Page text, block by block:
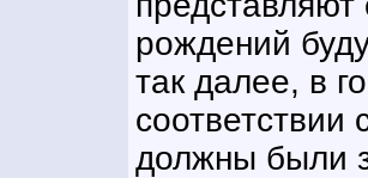
рождений
так далее, в
соответствии
должны были